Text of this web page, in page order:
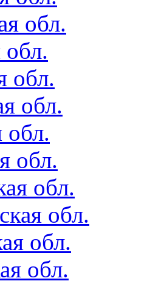
обл.
обл.
обл.
обл.
обл.
обл.
обл.
обл.
обл.